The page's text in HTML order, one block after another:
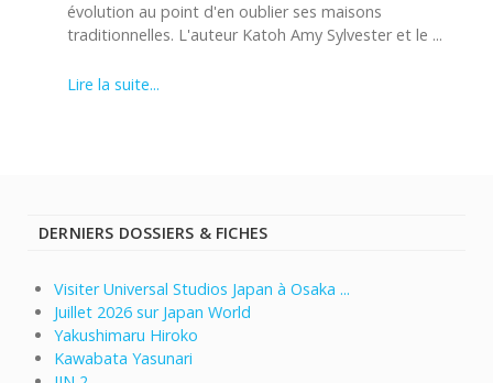
évolution au point d'en oublier ses maisons
traditionnelles. L'auteur Katoh Amy Sylvester et le ...
Lire la suite...
DERNIERS DOSSIERS & FICHES
Visiter Universal Studios Japan à Osaka ...
Juillet 2026 sur Japan World
Yakushimaru Hiroko
Kawabata Yasunari